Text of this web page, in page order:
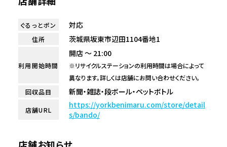
ぐるっとポン 対応
住所 茨城県坂東市辺田1104番地1
利用開始時間
開店 ～ 21:00
※リサイクルステーションの利用時間は場合によって
異なります。詳しくは店舗にお問い合わせください。
回収品目
新聞・雑誌・段ボール・ペットボトル
店舗URL
https://yorkbenimaru.com/store/detail
s/bando/